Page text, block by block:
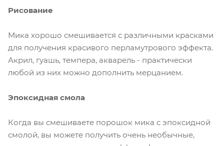
Рисование
Мика хорошо смешивается с различными красками
для получения красивого перламутрового эффекта.
Акрил, гуашь, темпера, акварель - практически
любой из них можно дополнить мерцанием.
Эпоксидная смола
Когда вы смешиваете порошок мика с эпоксидной
смолой, вы можете получить очень необычные,